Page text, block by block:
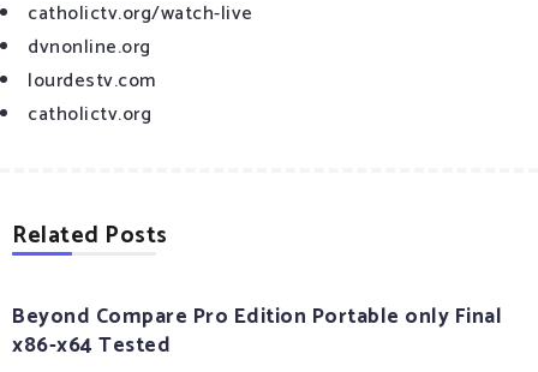
catholictv.org/watch-live
dvnonline.org
lourdestv.com
catholictv.org
Related Posts
Beyond Compare Pro Edition Portable only Final
x86-x64 Tested